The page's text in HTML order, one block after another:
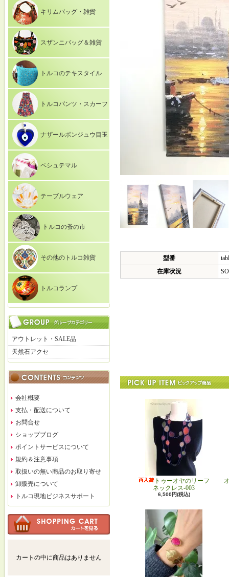
キリムバッグ・雑貨
スザンニバッグ＆雑貨
トルコのテキスタイル
トルコパンツ・スカーフ
ナザールボンジュウ目玉
ペシュテマル
テーブルウェア
トルコの蚤の市
その他のトルコ雑貨
トルコランプ
アウトレット・SALE品
天然石アクセ
会社概要
支払・配送について
お問合せ
ショップブログ
ポイントサービスについて
規約＆注意事項
取扱いの無い商品のお取り寄せ
卸販売について
トルコ現地ビジネスサポート
カートの中に商品はありません
型番
在庫状況
トゥーオヤのリーフ
ネックレス-003
6,500円(税込)